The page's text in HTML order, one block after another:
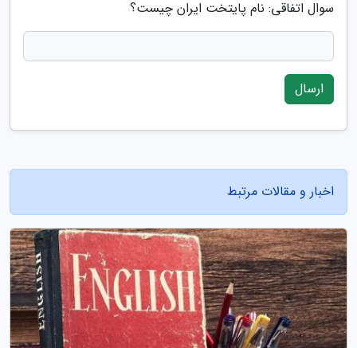
سوال اتفاقی: نام پایتخت ایران چیست؟
ارسال
اخبار و مقالات مرتبط